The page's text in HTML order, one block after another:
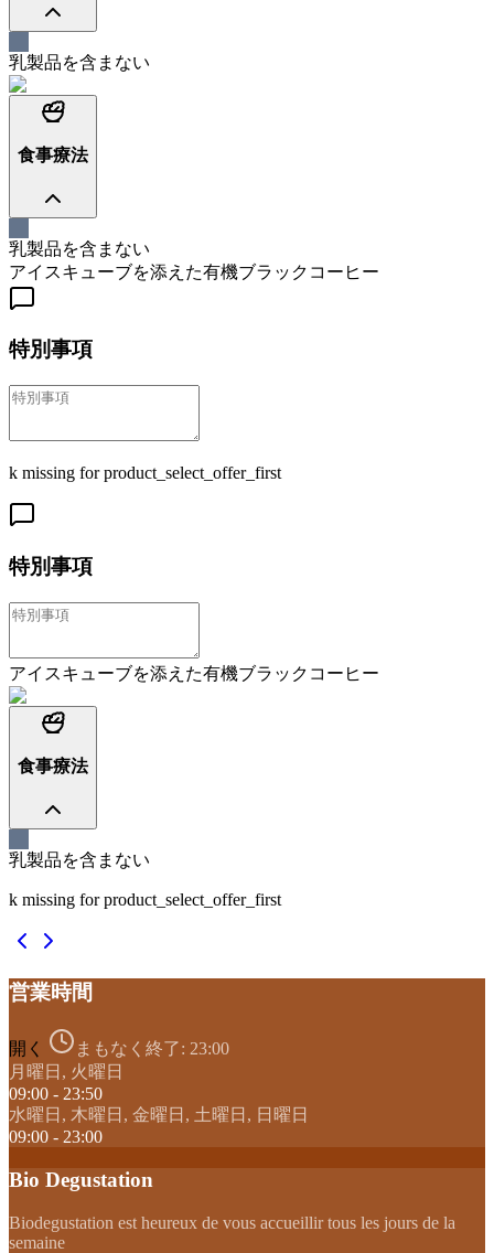
乳製品を含まない
食事療法
乳製品を含まない
アイスキューブを添えた有機ブラックコーヒー
特別事項
k missing for product_select_offer_first
特別事項
アイスキューブを添えた有機ブラックコーヒー
食事療法
乳製品を含まない
k missing for product_select_offer_first
営業時間
開く まもなく終了: 23:00
月曜日, 火曜日
09:00 - 23:50
水曜日, 木曜日, 金曜日, 土曜日, 日曜日
09:00 - 23:00
Bio Degustation
Biodegustation est heureux de vous accueillir tous les jours de la
semaine